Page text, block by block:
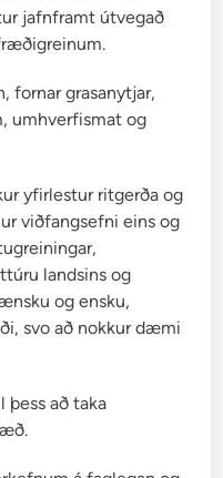
r
g
n
s
d
ó
t
t
jafnframt útvegað
fornar grasanytjar,
umhverfismat og
yfirlestur ritgerða og
viðfangsefni eins og
landsins og
og ensku,
svo að nokkur dæmi
að taka